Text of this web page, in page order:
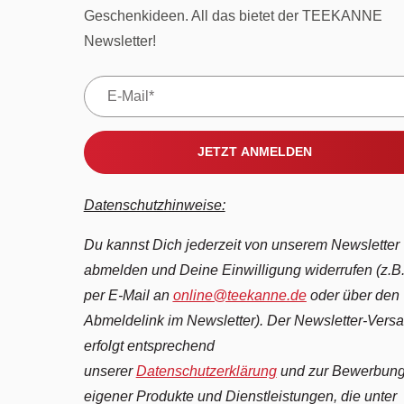
Geschenkideen. All das bietet der TEEKANNE
Newsletter!
JETZT ANMELDEN
Datenschutzhinweise:
Du kannst Dich jederzeit von unserem Newsletter
abmelden und Deine Einwilligung widerrufen (z.B.
per E-Mail an online@teekanne.deoder über den
Abmeldelink im Newsletter). Der Newsletter-
erfolgt entsprechend
unsererDatenschutzerklärungund zur
eigener Produkte und Dienstleistungen, die unter